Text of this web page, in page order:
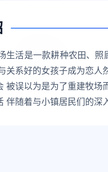
生活是一款耕种农田、
关系好的女孩子成为恋
被误以为是为了重建牧
伴随着与小镇居民们的